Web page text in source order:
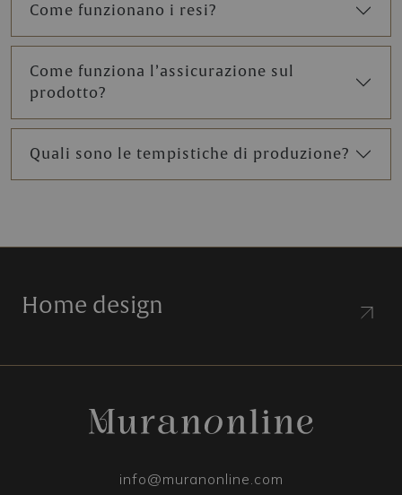
Come funzionano i resi?
Come funziona l’assicurazione sul
prodotto?
Quali sono le tempistiche di produzione?
Home design
info@muranonline.com